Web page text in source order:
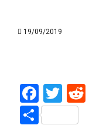
19/09/2019
Share